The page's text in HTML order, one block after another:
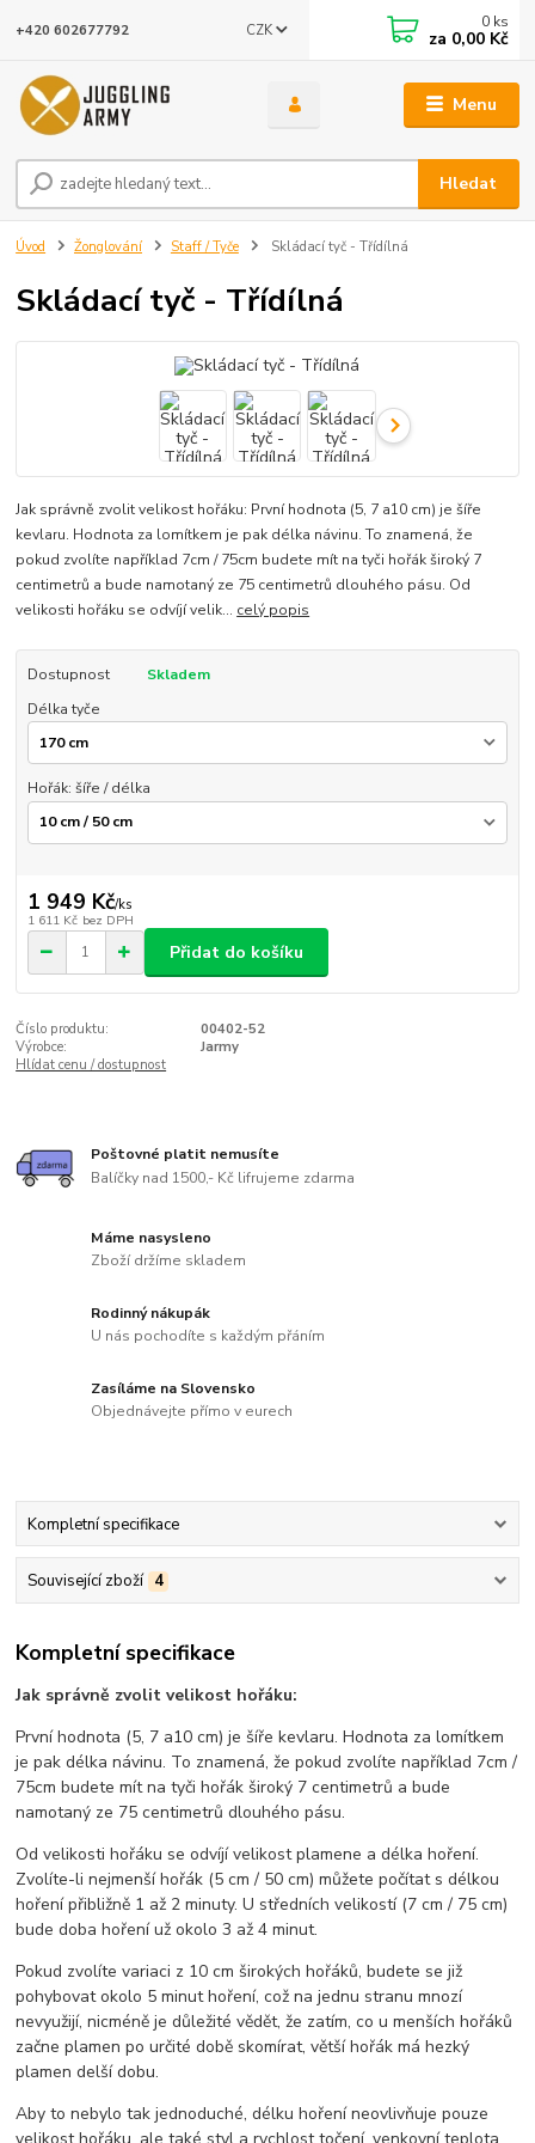
Menu
CZK
Hledat
+420 602677792 0 ks
za 0,00 Kč
Úvod Žonglování Staff / Tyče Skládací tyč - Třídílná
Skládací tyč - Třídílná
Jak správně zvolit velikost hořáku: První hodnota (5, 7 a10 cm) je šíře
kevlaru. Hodnota za lomítkem je pak délka návinu. To znamená, že
pokud zvolíte například 7cm / 75cm budete mít na tyči hořák široký 7
centimetrů a bude namotaný ze 75 centimetrů dlouhého pásu. Od
velikosti hořáku se odvíjí velik... celý popis
Dostupnost
Skladem
Délka tyče
Hořák: šíře / délka
1 949 Kč/ks
1 611 Kč bez DPH
Přidat do košíku
Číslo produktu:
00402-52
Výrobce:
Jarmy
Hlídat cenu / dostupnost
Poštovné platit nemusíte
Balíčky nad 1500,- Kč lifrujeme zdarma
Máme nasysleno
Zboží držíme skladem
Rodinný nákupák
U nás pochodíte s každým přáním
Zasíláme na Slovensko
Objednávejte přímo v eurech
Kompletní specifikace
Související zboží 4
Kompletní specifikace
Jak správně zvolit velikost hořáku:
První hodnota (5, 7 a10 cm) je šíře kevlaru. Hodnota za lomítkem
je pak délka návinu. To znamená, že pokud zvolíte například 7cm /
75cm budete mít na tyči hořák široký 7 centimetrů a bude
namotaný ze 75 centimetrů dlouhého pásu.
Od velikosti hořáku se odvíjí velikost plamene a délka hoření.
Zvolíte-li nejmenší hořák (5 cm / 50 cm) můžete počítat s délkou
hoření přibližně 1 až 2 minuty. U středních velikostí (7 cm / 75 cm)
bude doba hoření už okolo 3 až 4 minut.
Pokud zvolíte variaci z 10 cm širokých hořáků, budete se již
pohybovat okolo 5 minut hoření, což na jednu stranu mnozí
nevyužijí, nicméně je důležité vědět, že zatím, co u menších hořáků
začne plamen po určité době skomírat, větší hořák má hezký
plamen delší dobu.
Aby to nebylo tak jednoduché, délku hoření neovlivňuje pouze